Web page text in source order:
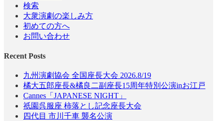
検索
大衆演劇の楽しみ方
初めての方へ
お問い合わせ
Recent Posts
九州演劇協会 全国座長大会 2026.8/19
橘大五郎座長&橘良二副座長15周年特別公演inお江戸
Cannes「JAPANESE NIGHT」
祇園呉服座 柿落とし記念座長大会
四代目 市川千車 襲名公演